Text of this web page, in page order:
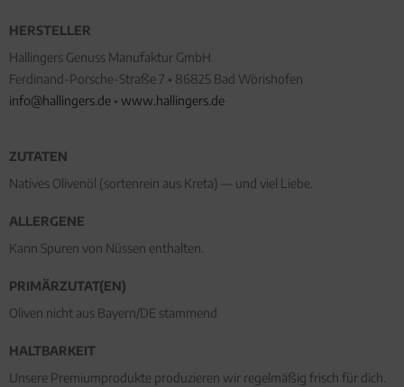
HERSTELLER
Hallingers Genuss Manufaktur GmbH
Ferdinand-Porsche-Straße 7 • 86825 Bad Wörishofen
info@hallingers.de • www.hallingers.de
ZUTATEN
Natives Olivenöl (sortenrein aus Kreta) — und viel Liebe.
ALLERGENE
Kann Spuren von Nüssen enthalten.
PRIMÄRZUTAT(EN)
Oliven nicht aus Bayern/DE stammend
HALTBARKEIT
Unsere Premiumprodukte produzieren wir regelmäßig frisch für dich.